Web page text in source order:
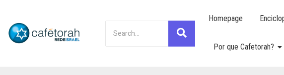
Homepage
Por que Cafetorah?